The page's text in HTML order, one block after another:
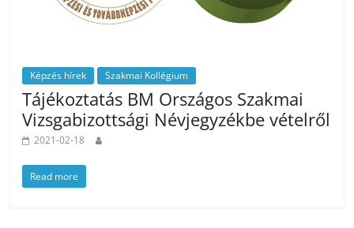
Képzés hírek Szakmai Kollégium
Tájékoztatás BM Országos Szakmai
Vizsgabizottsági Névjegyzékbe vételről
2021-02-18
Read more